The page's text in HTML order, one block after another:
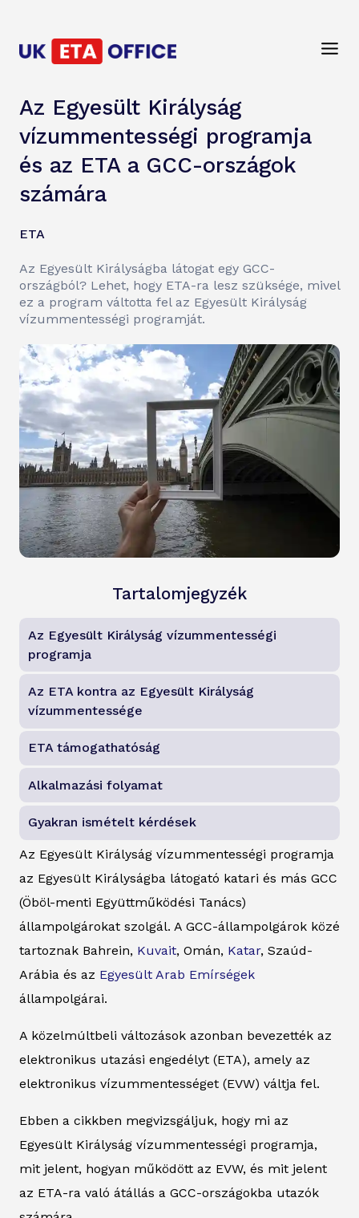
Az Egyesült Királyság
vízummentességi programja
és az ETA a GCC-országok
számára
ETA
Az Egyesült Királyságba látogat egy GCC-
országból? Lehet, hogy ETA-ra lesz szüksége, mivel
ez a program váltotta fel az Egyesült Királyság
vízummentességi programját.
Tartalomjegyzék
Az Egyesült Királyság vízummentességi
programja
Az ETA kontra az Egyesült Királyság
vízummentessége
ETA támogathatóság
Alkalmazási folyamat
Gyakran ismételt kérdések
Az Egyesült Királyság vízummentességi programja
az Egyesült Királyságba látogató katari és más GCC
(Öböl-menti Együttműködési Tanács)
állampolgárokat szolgál. A GCC-állampolgárok közé
tartoznak Bahrein, Kuvait, Omán, Katar, Szaúd-
Arábia és az Egyesült Arab Emírségek
állampolgárai.
A közelmúltbeli változások azonban bevezették az
elektronikus utazási engedélyt (ETA), amely az
elektronikus vízummentességet (EVW) váltja fel.
Ebben a cikkben megvizsgáljuk, hogy mi az
Egyesült Királyság vízummentességi programja,
mit jelent, hogyan működött az EVW, és mit jelent
az ETA-ra való átállás a GCC-országokba utazók